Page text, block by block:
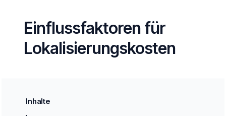
Einflussfaktoren für
Lokalisierungskosten
Inhalte